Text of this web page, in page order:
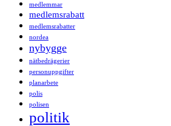
medlemmar
medlemsrabatt
medlemsrabatter
nordea
nybygge
nätbedrägerier
personuppgifter
planarbete
polis
polisen
politik